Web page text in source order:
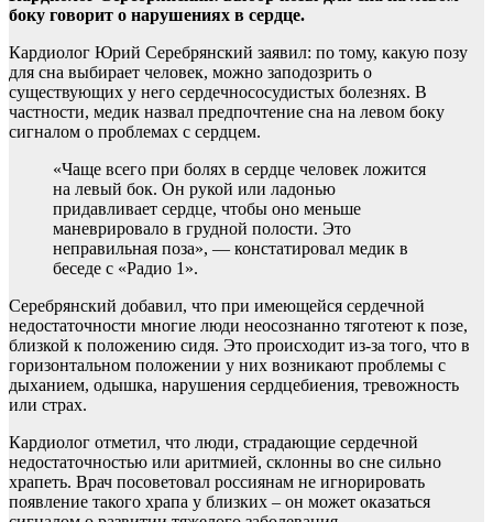
боку говорит о нарушениях в сердце.
Кардиолог Юрий Серебрянский заявил: по тому, какую позу
для сна выбирает человек, можно заподозрить о
существующих у него сердечнососудистых болезнях. В
частности, медик назвал предпочтение сна на левом боку
сигналом о проблемах с сердцем.
«Чаще всего при болях в сердце человек ложится
на левый бок. Он рукой или ладонью
придавливает сердце, чтобы оно меньше
маневрировало в грудной полости. Это
неправильная поза», — констатировал медик в
беседе с «Радио 1».
Серебрянский добавил, что при имеющейся сердечной
недостаточности многие люди неосознанно тяготеют к позе,
близкой к положению сидя. Это происходит из-за того, что в
горизонтальном положении у них возникают проблемы с
дыханием, одышка, нарушения сердцебиения, тревожность
или страх.
Кардиолог отметил, что люди, страдающие сердечной
недостаточностью или аритмией, склонны во сне сильно
храпеть. Врач посоветовал россиянам не игнорировать
появление такого храпа у близких – он может оказаться